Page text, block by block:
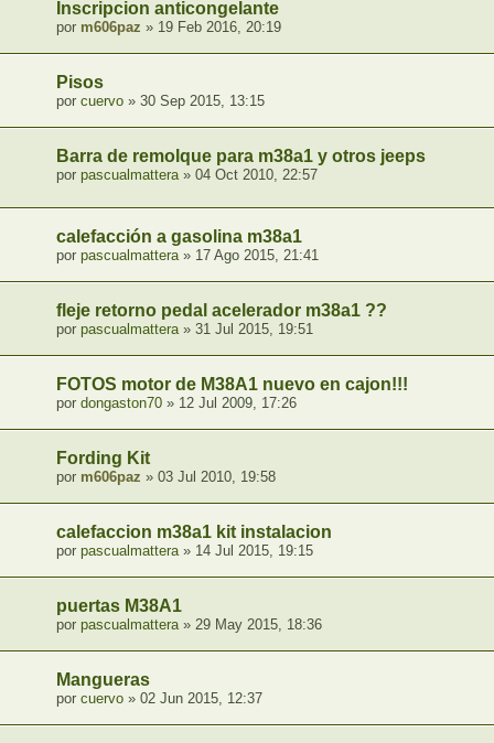
Inscripcion anticongelante
por m606paz » 19 Feb 2016, 20:19
Pisos
por cuervo » 30 Sep 2015, 13:15
Barra de remolque para m38a1 y otros jeeps
por pascualmattera» 04 Oct 2010, 22:57
calefacción a gasolina m38a1
por pascualmattera» 17 Ago 2015, 21:41
fleje retorno pedal acelerador m38a1 ??
por pascualmattera» 31 Jul 2015, 19:51
FOTOS motor de M38A1 nuevo en cajon!!!
por dongaston70 » 12 Jul 2009, 17:26
Fording Kit
por m606paz » 03 Jul 2010, 19:58
calefaccion m38a1 kit instalacion
por pascualmattera» 14 Jul 2015, 19:15
puertas M38A1
por pascualmattera» 29 May 2015, 18:36
Mangueras
por cuervo » 02 Jun 2015, 12:37